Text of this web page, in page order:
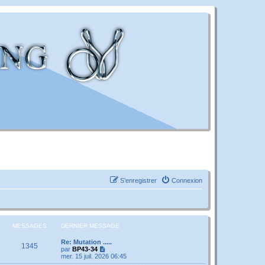
Connexion
S’enregistrer
MESSAGES DERNIER MESSAGE
1345
Re: Mutation .....
par BP43-34
o
i
mer. 15 juil. 2026 06:45